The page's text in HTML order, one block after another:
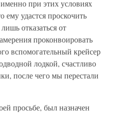
при этих условиях
ему удастся проскочить
отказаться от
проконвоировать
вспомогательный крейсер
лодкой, счастливо
после чего мы перестали
просьбе, был назначен